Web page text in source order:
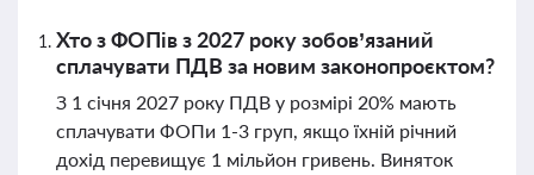
Хто з ФОПів з 2027 року зобов’язаний
сплачувати ПДВ за новим законопроєктом?
З 1 січня 2027 року ПДВ у розмірі 20% мають
сплачувати ФОПи 1-3 груп, якщо їхній річний
дохід перевищує 1 мільйон гривень. Виняток